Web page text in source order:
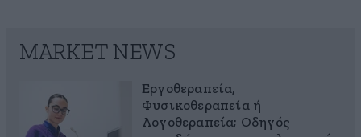
MARKET NEWS
Εργοθεραπεία,
Φυσικοθεραπεία ή
Λογοθεραπεία; Οδηγός